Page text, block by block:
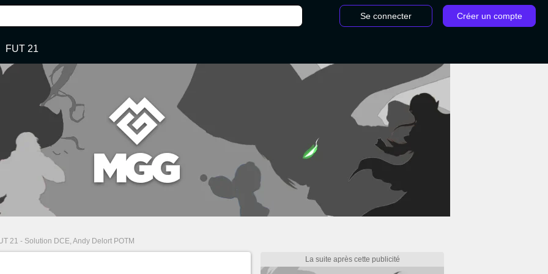
Se connecter Créer un compte
FUT 21
21 - Solution DCE, Andy Delort POTM